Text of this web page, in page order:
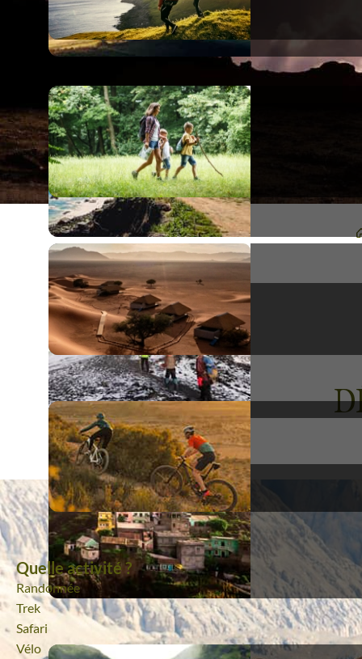
Quelle activité ?
Randonnée
Trek
Safari
Vélo
VoyagesCachemire